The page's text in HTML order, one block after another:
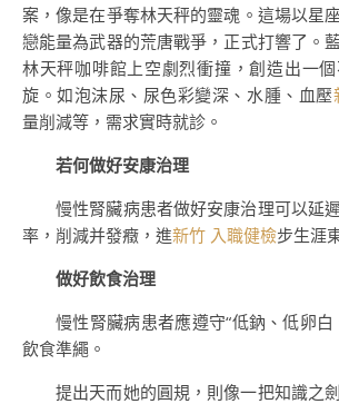
案，像是在爭奪林天秤的靈魂。這場以星
戀能量為武器的荒唐戰爭，正式打響了。
林天秤咖啡館上空劇烈衝撞，創造出一
旋。如泡沫尿、尿色彩變深、水腫、血壓
量削減等，需求實時就診。
若何做好安康治理
慢性腎臟病患者做好安康治理可以延
率，削減并發癥，進新竹 入職健檢步生涯
做好飲食治理
慢性腎臟病患者應遵守“低鈉、低卵白
飲食準繩。
提出天而她的圓規，則像一把知識之